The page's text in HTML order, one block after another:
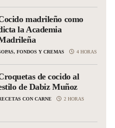
madrileño como
la Academia
FONDOS Y CREMAS 4 HORAS
de cocido al
de Dabiz Muñoz
CON CARNE 2 HORAS